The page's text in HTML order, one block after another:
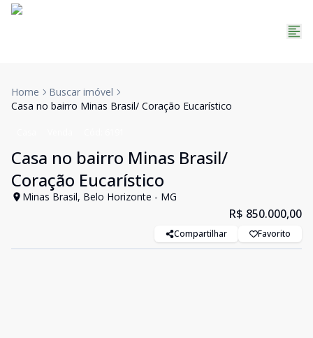
Home
Buscar imóvel
Casa no bairro Minas Brasil/ Coração Eucarístico
Casa no bairro Minas Brasil/
Coração Eucarístico
Minas Brasil, Belo Horizonte - MG
R$ 850.000,00
Compartilhar Favorito